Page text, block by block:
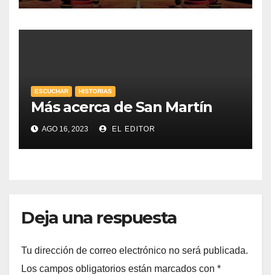
ESCUCHAR HISTORIAS
Más acerca de San Martín
AGO 16, 2023 EL EDITOR
Deja una respuesta
Tu dirección de correo electrónico no será publicada.
Los campos obligatorios están marcados con *